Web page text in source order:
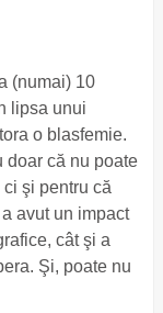
(numai) 10
lipsa unui
o blasfemie.
doar că nu poate
şi pentru că
avut un impact
cât şi a
Şi, poate nu